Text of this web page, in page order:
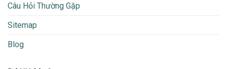
Câu Hỏi Thường Gặp
Sitemap
Blog